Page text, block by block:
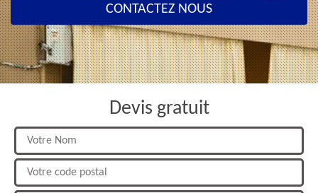
CONTACTEZ NOUS
Devis gratuit